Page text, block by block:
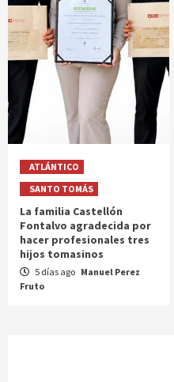
ATLÁNTICO
SANTO TOMÁS
La familia Castellón
Fontalvo agradecida por
hacer profesionales tres
hijos tomasinos
5 días ago Manuel Perez
Fruto